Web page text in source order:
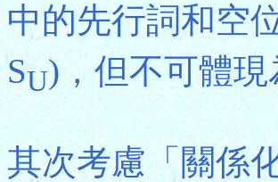
中的先行詞和空
SU)，但不可體
其次考慮「關係